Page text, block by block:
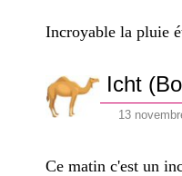
Incroyable la pluie
Icht
13
Ce matin c'est un